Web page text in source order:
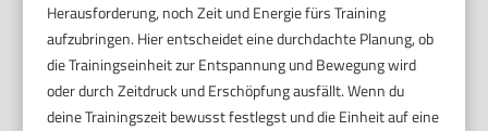
Herausforderung, noch Zeit und Energie fürs Training
aufzubringen. Hier entscheidet eine durchdachte Planung, ob
die Trainingseinheit zur Entspannung und Bewegung wird
oder durch Zeitdruck und Erschöpfung ausfällt. Wenn du
deine Trainingszeit bewusst festlegst und die Einheit auf eine